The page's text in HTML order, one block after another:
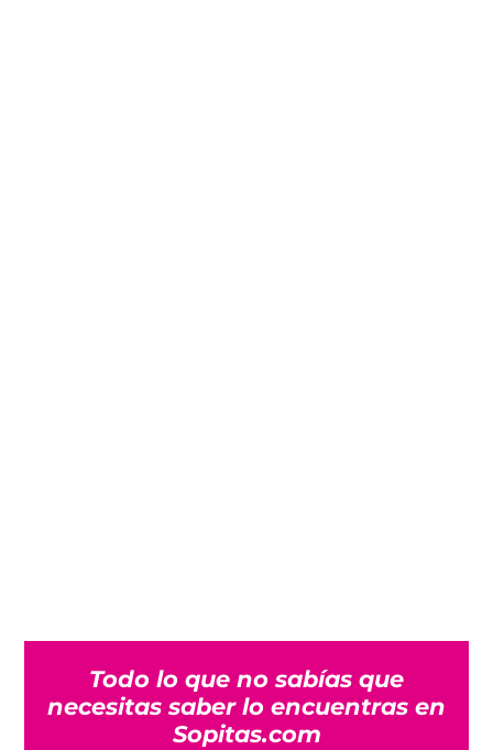
Todo lo que no sabías que
necesitas saber lo encuentras en
Sopitas.com